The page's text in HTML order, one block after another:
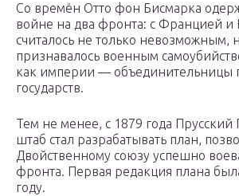
Со времён Отто фон Бисмарка
войне на два фронта: с Францией и
считалось не только невозможным,
признавалось военным
как империи — объединительницы
государств.
Тем не менее, с 1879 года Прусский
штаб стал разрабатывать план,
Двойственному союзу успешно
фронта. Первая редакция плана
году.